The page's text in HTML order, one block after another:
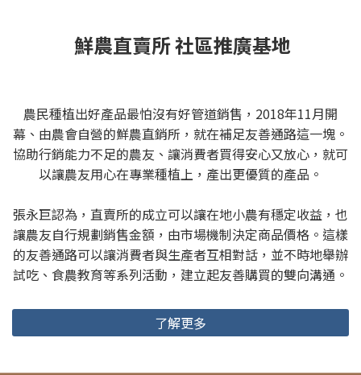
鮮農直賣所 社區推廣基地
農民種植出好產品最怕沒有好管道銷售，2018年11月開
幕、由農會自營的鮮農直銷所，就在補足友善通路這一塊。
協助行銷能力不足的農友、讓消費者買得安心又放心，就可
以讓農友用心在專業種植上，產出更優質的產品。
張永巨認為，直賣所的成立可以讓在地小農有穩定收益，也
讓農友自行規劃銷售金額，由市場機制決定商品價格。這樣
的友善通路可以讓消費者與生產者互相對話，並不時地舉辦
試吃、食農教育等系列活動，建立起友善購買的雙向溝通。
了解更多